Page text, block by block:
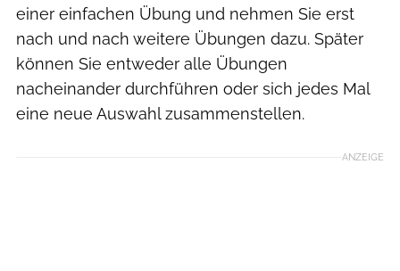
einer einfachen Übung und nehmen Sie erst
nach und nach weitere Übungen dazu. Später
können Sie entweder alle Übungen
nacheinander durchführen oder sich jedes Mal
eine neue Auswahl zusammenstellen.
ANZEIGE